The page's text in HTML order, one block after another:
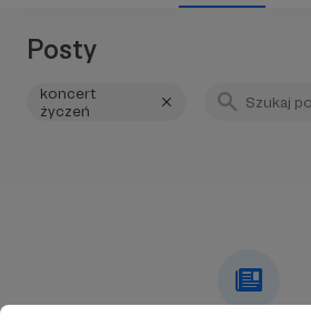
Posty
koncert
życzeń